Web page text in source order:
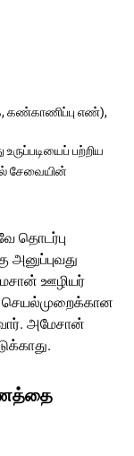
கண்காணிப்பு எண்),
பற்றிய
சேவையின்
தொடர்பு
ஊழியர்
செயல்முறைக்கான
அமேசான்